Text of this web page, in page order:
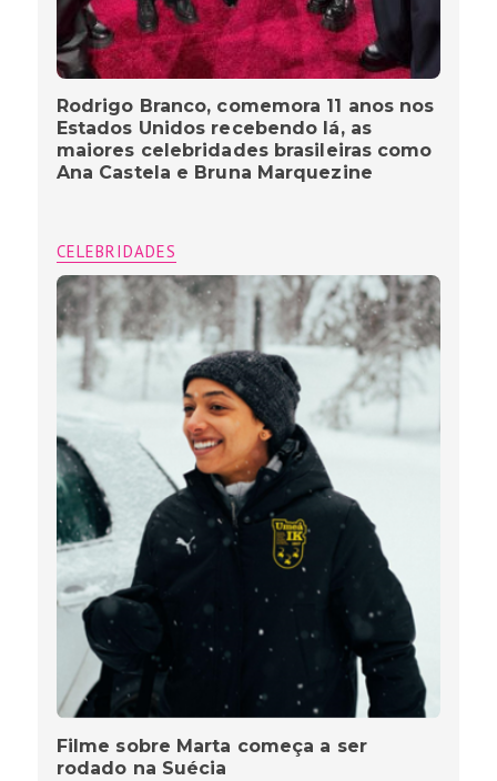
Rodrigo Branco, comemora 11 anos nos
Estados Unidos recebendo lá, as
maiores celebridades brasileiras como
Ana Castela e Bruna Marquezine
CELEBRIDADES
Filme sobre Marta começa a ser
rodado na Suécia